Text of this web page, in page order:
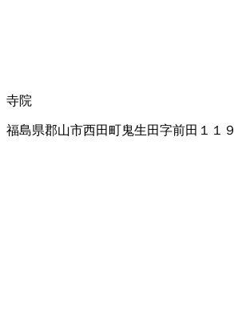
寺院
福島県郡山市西田町鬼生田字前田１１９